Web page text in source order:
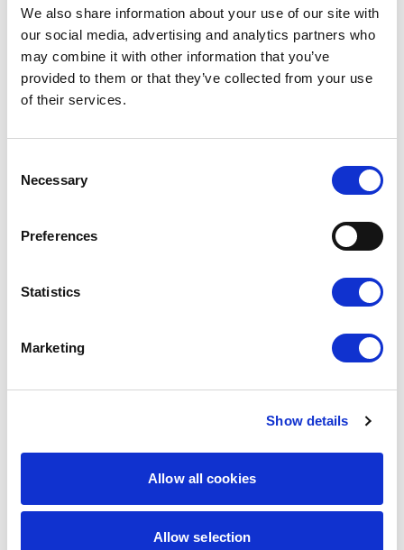
We also share information about your use of our site with
our social media, advertising and analytics partners who
may combine it with other information that you’ve
provided to them or that they’ve collected from your use
of their services.
Selection
Necessary
Preferences
Statistics
Marketing
Show details
Allow all cookies
Allow selection
Lublin
29,99zł
25,49zł
1 2 3 ... 8 Pokaż:
Najczęściej zadawane